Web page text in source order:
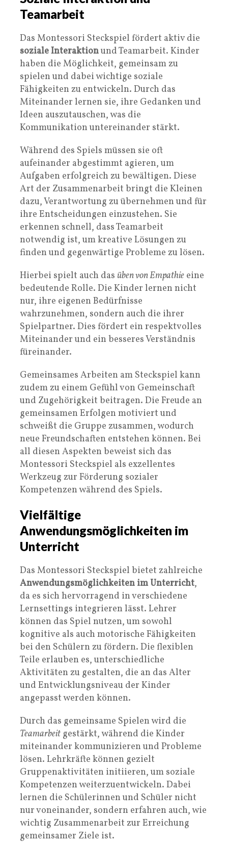
Teamarbeit
Das Montessori Steckspiel fördert aktiv die
soziale Interaktionund Teamarbeit. Kinder
haben die Möglichkeit, gemeinsam zu
spielen und dabei wichtige soziale
Fähigkeiten zu entwickeln. Durch das
Miteinander lernen sie, ihre Gedanken und
Ideen auszutauschen, was die
Kommunikation untereinander stärkt.
Während des Spiels müssen sie oft
aufeinander abgestimmt agieren, um
Aufgaben erfolgreich zu bewältigen. Diese
Art der Zusammenarbeit bringt die Kleinen
dazu, Verantwortung zu übernehmen und für
ihre Entscheidungen einzustehen. Sie
erkennen schnell, dass Teamarbeit
notwendig ist, um kreative Lösungen zu
finden und gegenwärtige Probleme zu lösen.
Hierbei spielt auch das üben von Empathie eine
bedeutende Rolle. Die Kinder lernen nicht
nur, ihre eigenen Bedürfnisse
wahrzunehmen, sondern auch die ihrer
Spielpartner. Dies fördert ein respektvolles
Miteinander und ein besseres Verständnis
füreinander.
Gemeinsames Arbeiten am Steckspiel kann
zudem zu einem Gefühl von Gemeinschaft
und Zugehörigkeit beitragen. Die Freude an
gemeinsamen Erfolgen motiviert und
schweißt die Gruppe zusammen, wodurch
neue Freundschaften entstehen können. Bei
all diesen Aspekten beweist sich das
Montessori Steckspiel als exzellentes
Werkzeug zur Förderung sozialer
Kompetenzen während des Spiels.
Vielfältige
Anwendungsmöglichkeiten im
Unterricht
Das Montessori Steckspiel bietet zahlreiche
Anwendungsmöglichkeiten im Unterricht,
da es sich hervorragend in verschiedene
Lernsettings integrieren lässt. Lehrer
können das Spiel nutzen, um sowohl
kognitive als auch motorische Fähigkeiten
bei den Schülern zu fördern. Die flexiblen
Teile erlauben es, unterschiedliche
Aktivitäten zu gestalten, die an das Alter
und Entwicklungsniveau der Kinder
angepasst werden können.
Durch das gemeinsame Spielen wird die
Teamarbeit gestärkt, während die Kinder
miteinander kommunizieren und Probleme
lösen. Lehrkräfte können gezielt
Gruppenaktivitäten initiieren, um soziale
Kompetenzen weiterzuentwickeln. Dabei
lernen die Schülerinnen und Schüler nicht
nur voneinander, sondern erfahren auch, wie
wichtig Zusammenarbeit zur Erreichung
gemeinsamer Ziele ist.